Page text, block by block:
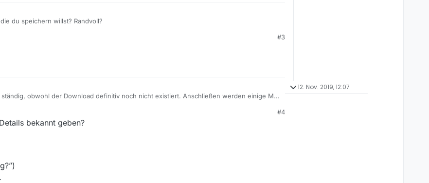
du speichern willst? Randvoll?
#3
obwohl der Download definitiv noch nicht existiert. Anschließen werden einige MB
#4
bekannt geben?
12. Nov. 2019, 12:07